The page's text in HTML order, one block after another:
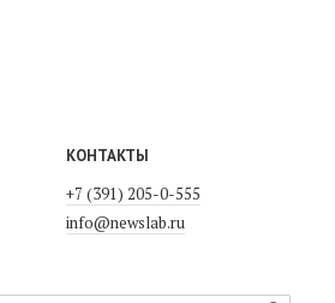
КОНТАКТЫ
+7 (391) 205-0-555
info@newslab.ru